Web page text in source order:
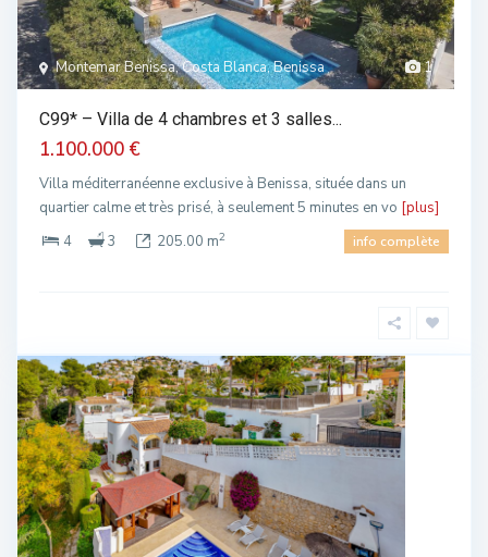
1
Montemar Benissa, Costa Blanca, Benissa
C99* – Villa de 4 chambres et 3 salles...
1.100.000 €
Villa méditerranéenne exclusive à Benissa, située dans un
quartier calme et très prisé, à seulement 5 minutes en vo [plus]
4
3 205.00 m2 info complète